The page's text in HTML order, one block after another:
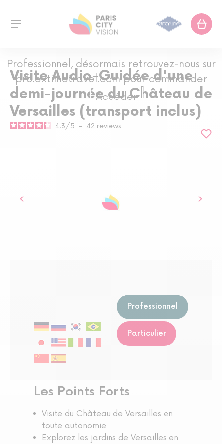
Professionnel, désormais retrouvez-nous sur
pro.extimetravel.com pour commander
Accéder
Visite Audio-Guidée d'une
demi-journée du Château de
Versailles (transport inclus)
4.3/5 - 42 reviews
Professionnel
Particulier
Les Points Forts
Visite du Château de Versailles en
toute autonomie
Explorez les jardins de Versailles en